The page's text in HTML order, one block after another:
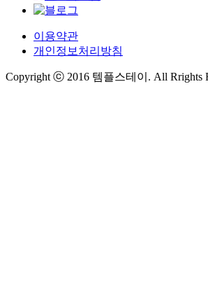
이용약관
개인정보처리방침
Copyright ⓒ 2016 템플스테이. All Rrights